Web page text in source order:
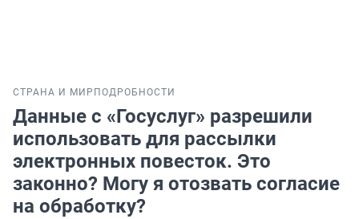
СТРАНА И МИР ПОДРОБНОСТИ
Данные с «Госуслуг» разрешили
использовать для рассылки
электронных повесток. Это
законно? Могу я отозвать согласие
на обработку?